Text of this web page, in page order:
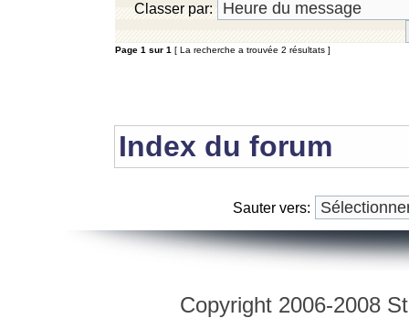
Classer par:
Page 1 sur 1 [ La recherche a trouvée 2 résultats ]
Index du forum
Sauter vers:
Copyright 2006-2008